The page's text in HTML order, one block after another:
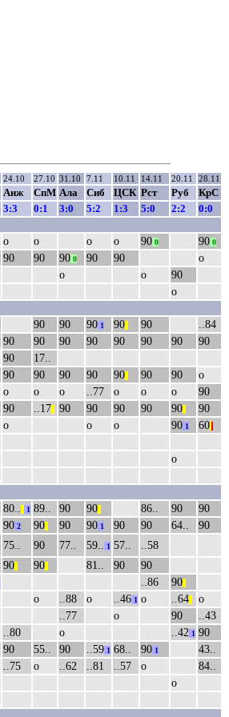
24.10 27.10 31.10 7.11 10.11 14.11 20.11 28.11
Анж СпМ Ала Сиб ЦСК Рст Руб
КрС
3:3 0:1 3:0 5:2 1:3 5:0 2:2
0:0
о о о о 90 0 90 0
90 90 90 0 90 90
о
о о
90
о
90 90 90 1 90 90
..84
90 90 90 90 90 90 90
90
90
17..
90 90 90 90 90 90 90
о
о о о ..77 о о о
90
90 ..17 90 90 90 90 90
90
о о о 90 1 60
о
80.. 1 89.. 90 90 86.. 90
90
90 2 90 90 90 1 90 90 64..
90
75.. 90 77.. 59.. 1 57..
..58
90 90 81.. 90
90
..86 90
о ..88 о ..46 1 о ..64
о
..77 о 90
..43
..80 о ..42 1 90
90 55.. 90 ..59 1 68.. 90 1
43..
..75 о ..62 ..81 ..57 о
84..
о